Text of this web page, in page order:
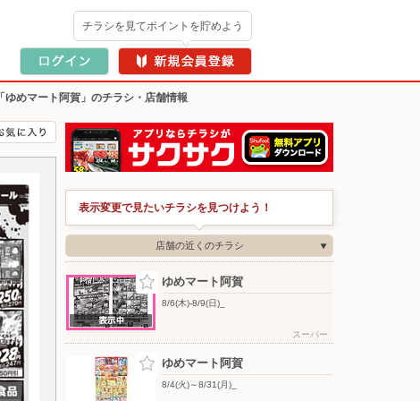
チラシを見てポイントを貯めよう
「ゆめマート阿賀」のチラシ・店舗情報
表示変更で見たいチラシを見つけよう！
店舗の近くのチラシ
ゆめマート阿賀
8/6(木)-8/9(日)_
スーパー
ゆめマート阿賀
8/4(火)～8/31(月)_